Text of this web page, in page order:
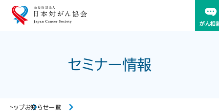
がん相
セミナー情報
トップお知らせ一覧